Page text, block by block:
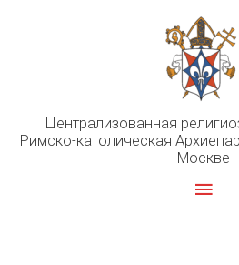
Централизованная
Римско-католическая
Москве